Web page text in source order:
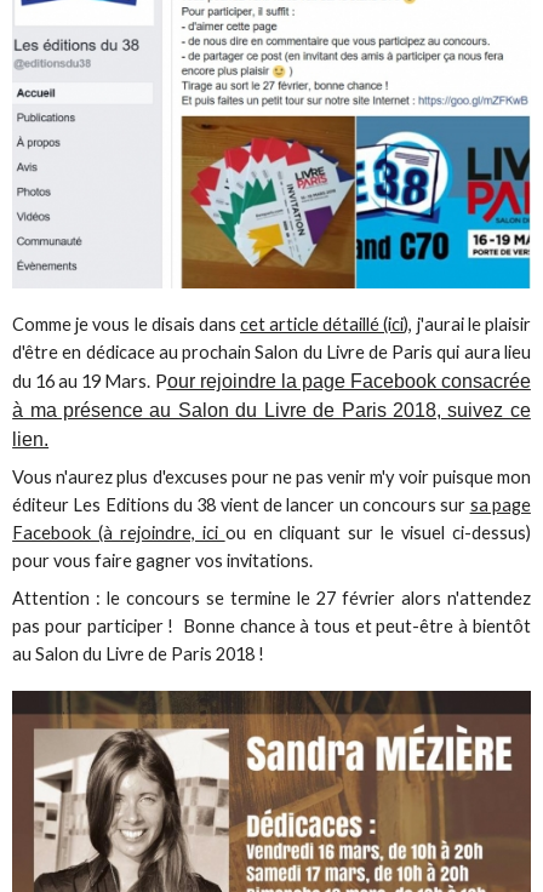
Comme je vous le disais dans cet article détaillé (ici), j'aurai le plaisir
d'être en dédicace au prochain Salon du Livre de Paris qui aura lieu
du 16 au 19 Mars. Pour rejoindre la page Facebook consacrée
à ma présence au Salon du Livre de Paris 2018, suivez ce
lien.
Vous n'aurez plus d'excuses pour ne pas venir m'y voir puisque mon
éditeur Les Editions du 38 vient de lancer un concours sur sa page
Facebook (à rejoindre, ici ou en cliquant sur le visuel ci-dessus)
pour vous faire gagner vos invitations.
Attention : le concours se termine le 27 février alors n'attendez
pas pour participer ! Bonne chance à tous et peut-être à bientôt
au Salon du Livre de Paris 2018 !